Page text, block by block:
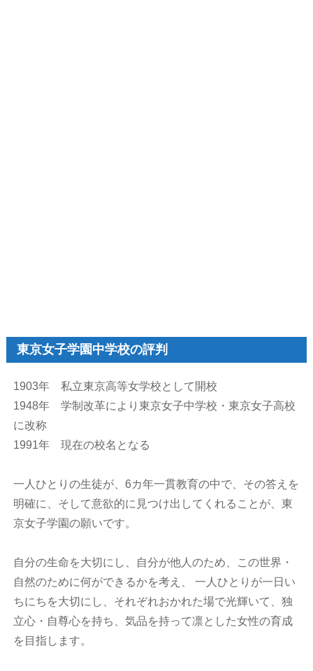
東京女子学園中学校の評判
1903年 私立東京高等女学校として開校
1948年 学制改革により東京女子中学校・東京女子高校
に改称
1991年 現在の校名となる
一人ひとりの生徒が、6カ年一貫教育の中で、その答えを
明確に、そして意欲的に見つけ出してくれることが、東
京女子学園の願いです。
自分の生命を大切にし、自分が他人のため、この世界・
自然のために何ができるかを考え、 一人ひとりが一日い
ちにちを大切にし、それぞれおかれた場で光輝いて、独
立心・自尊心を持ち、気品を持って凛とした女性の育成
を目指します。